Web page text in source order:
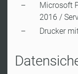
Microsoft
2016 /
Drucker